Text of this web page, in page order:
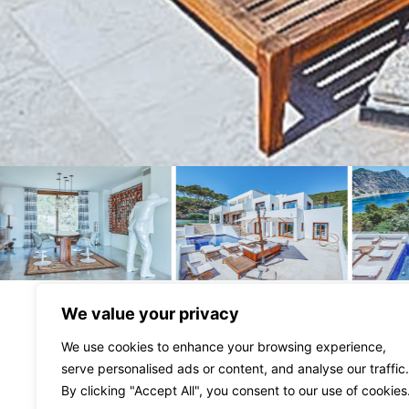
We value your privacy
We use cookies to enhance your browsing experience,
serve personalised ads or content, and analyse our traffic.
By clicking "Accept All", you consent to our use of
Villa Judith
Prix ​​par semaine à partir de : 47300€
Cala Llonga